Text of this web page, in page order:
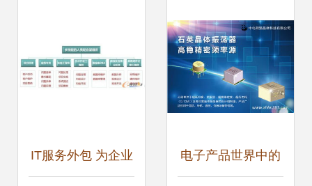
动
IT服务外包 为企业 电子产品世界中的